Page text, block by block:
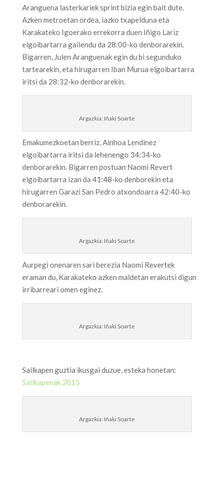
Aranguena lasterkariek sprint bizia egin bait dute.
Azken metroetan ordea, iazko txapelduna eta
Karakateko Igoerako errekorra duen Iñigo Lariz
elgoibartarra gailendu da 28:00-ko denborarekin.
Bigarren, Julen Aranguenak egin du bi segunduko
tartearekin, eta hirugarren Iban Murua elgoibartarra
iritsi da 28:32-ko denborarekin.
Argazkia: Iñaki Soarte
Emakumezkoetan berriz, Ainhoa Lendinez
elgoibartarra iritsi da lehenengo 34:34-ko
denborarekin. Bigarren postuan Naomi Revert
elgoibartarra izan da 41:48-ko denborekin eta
hirugarren Garazi San Pedro atxondoarra 42:40-ko
denborarekin.
Argazkia: Iñaki Soarte
Aurpegi onenaren sari berezia Naomi Revertek
eraman du, Karakateko azken maldetan erakutsi digun
irribarreari omen eginez.
Argazkia: Iñaki Soarte
Sailkapen guztia ikusgai duzue, esteka honetan:
Sailkapenak 2015
Argazkia: Iñaki Soarte